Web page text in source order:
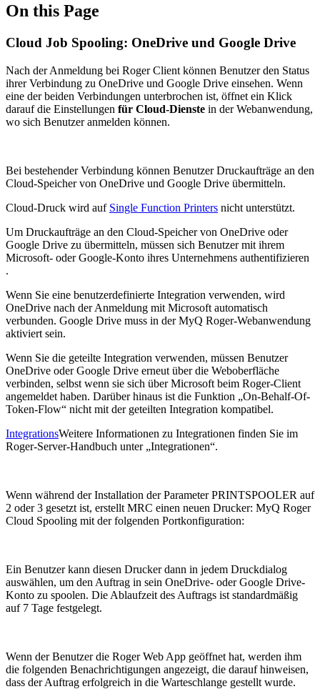
On this Page
Cloud Job Spooling: OneDrive und Google Drive
Nach der Anmeldung bei Roger Client können Benutzer den Status
ihrer Verbindung zu OneDrive und Google Drive einsehen. Wenn
eine der beiden Verbindungen unterbrochen ist, öffnet ein Klick
darauf die Einstellungen für Cloud-Dienste in der Webanwendung,
wo sich Benutzer anmelden können.
Bei bestehender Verbindung können Benutzer Druckaufträge an den
Cloud-Speicher von OneDrive und Google Drive übermitteln.
Cloud-Druck wird auf Single Function Printers nicht unterstützt.
Um Druckaufträge an den Cloud-Speicher von OneDrive oder
Google Drive zu übermitteln, müssen sich Benutzer mit ihrem
Microsoft- oder Google-Konto ihres Unternehmens authentifizieren
.
Wenn Sie eine benutzerdefinierte Integration verwenden, wird
OneDrive nach der Anmeldung mit Microsoft automatisch
verbunden. Google Drive muss in der MyQ Roger-Webanwendung
aktiviert sein.
Wenn Sie die geteilte Integration verwenden, müssen Benutzer
OneDrive oder Google Drive erneut über die Weboberfläche
verbinden, selbst wenn sie sich über Microsoft beim Roger-Client
angemeldet haben. Darüber hinaus ist die Funktion „On-Behalf-Of-
Token-Flow“ nicht mit der geteilten Integration kompatibel.
IntegrationsWeitere Informationen zu Integrationen finden Sie im
Roger-Server-Handbuch unter „Integrationen“.
Wenn während der Installation der Parameter PRINTSPOOLER auf
2 oder 3 gesetzt ist, erstellt MRC einen neuen Drucker: MyQ Roger
Cloud Spooling mit der folgenden Portkonfiguration:
Ein Benutzer kann diesen Drucker dann in jedem Druckdialog
auswählen, um den Auftrag in sein OneDrive- oder Google Drive-
Konto zu spoolen. Die Ablaufzeit des Auftrags ist standardmäßig
auf 7 Tage festgelegt.
Wenn der Benutzer die Roger Web App geöffnet hat, werden ihm
die folgenden Benachrichtigungen angezeigt, die darauf hinweisen,
dass der Auftrag erfolgreich in die Warteschlange gestellt wurde.